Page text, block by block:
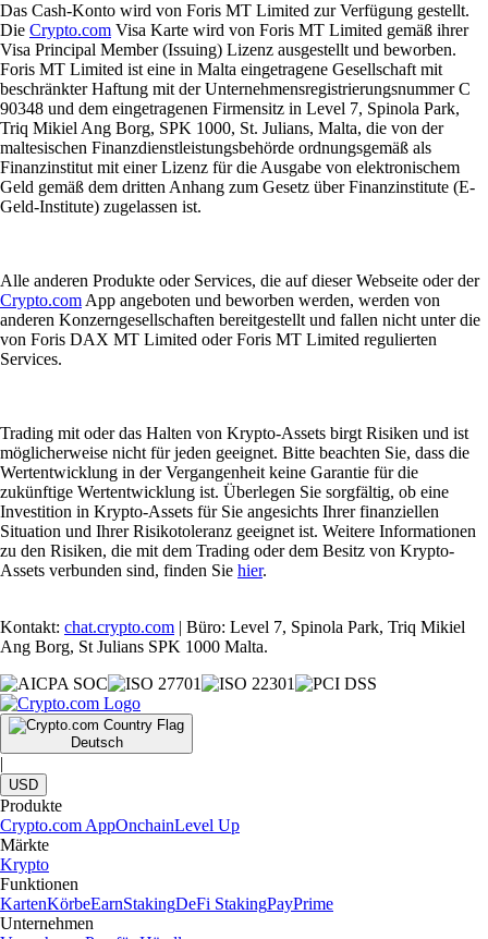
Das Cash-Konto wird von Foris MT Limited zur Verfügung gestellt.
Die Crypto.com Visa Karte wird von Foris MT Limited gemäß ihrer
Visa Principal Member (Issuing) Lizenz ausgestellt und beworben.
Foris MT Limited ist eine in Malta eingetragene Gesellschaft mit
beschränkter Haftung mit der Unternehmensregistrierungsnummer C
90348 und dem eingetragenen Firmensitz in Level 7, Spinola Park,
Triq Mikiel Ang Borg, SPK 1000, St. Julians, Malta, die von der
maltesischen Finanzdienstleistungsbehörde ordnungsgemäß als
Finanzinstitut mit einer Lizenz für die Ausgabe von elektronischem
Geld gemäß dem dritten Anhang zum Gesetz über Finanzinstitute (E-
Geld-Institute) zugelassen ist.
Alle anderen Produkte oder Services, die auf dieser Webseite oder der
Crypto.com App angeboten und beworben werden, werden von
anderen Konzerngesellschaften bereitgestellt und fallen nicht unter die
von Foris DAX MT Limited oder Foris MT Limited regulierten
Services.
Trading mit oder das Halten von Krypto-Assets birgt Risiken und ist
möglicherweise nicht für jeden geeignet. Bitte beachten Sie, dass die
Wertentwicklung in der Vergangenheit keine Garantie für die
zukünftige Wertentwicklung ist. Überlegen Sie sorgfältig, ob eine
Investition in Krypto-Assets für Sie angesichts Ihrer finanziellen
Situation und Ihrer Risikotoleranz geeignet ist. Weitere Informationen
zu den Risiken, die mit dem Trading oder dem Besitz von Krypto-
Assets verbunden sind, finden Sie hier.
Kontakt: chat.crypto.com | Büro: Level 7, Spinola Park, Triq Mikiel
Ang Borg, St Julians SPK 1000 Malta.
Deutsch
|
USD
Produkte
Crypto.com AppOnchainLevel Up
Märkte
Krypto
Funktionen
KartenKörbeEarnStakingDeFi StakingPayPrime
Unternehmen